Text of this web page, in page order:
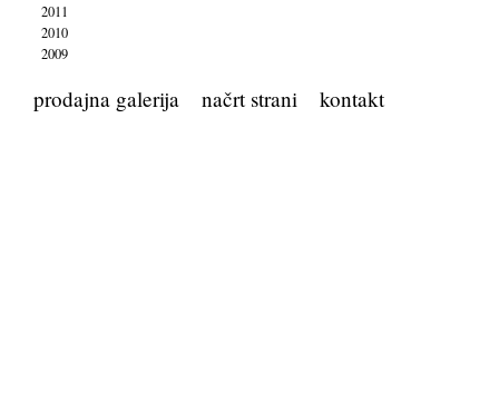
2011
2010
2009
prodajna galerija načrt strani kontakt